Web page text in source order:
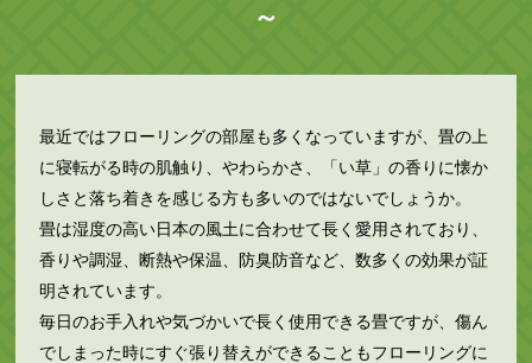
～
最近ではフローリングの部屋も多くなっていますが、畳の上
に寝転がる時の肌触り、やわらかさ、「い草」の香りに懐か
しさと落ち着きを感じる方も多いのではないでしょうか。
畳は湿度の高い日本の風土に合わせて長く愛用されており、
香りや調湿、断熱や保温、防臭防音など、数多くの効果が証
明されています。
毎日のお手入れや気づかいで長く使用できる畳ですが、傷ん
でしまった時にすぐ張り替えができることもフローリングに